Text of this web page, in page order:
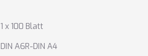
1 x 100 Blatt
DIN A6R-DIN A4